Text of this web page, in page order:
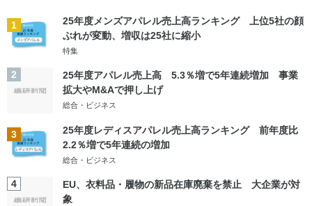
1
25年度メンズアパレル売上高ランキング 上位5社の顔
ぶれが変動、増収は25社に縮小
特集
2
25年度アパレル売上高 5.3％増で5年連続増加 事業
拡大やM&Aで押し上げ
総合・ビジネス
3
25年度レディスアパレル売上高ランキング 前年度比
2.2％増で5年連続の増加
総合・ビジネス
4
EU、衣料品・履物の新品在庫廃棄を禁止 大企業が対
象